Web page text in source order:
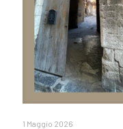
1 Maggio 2026